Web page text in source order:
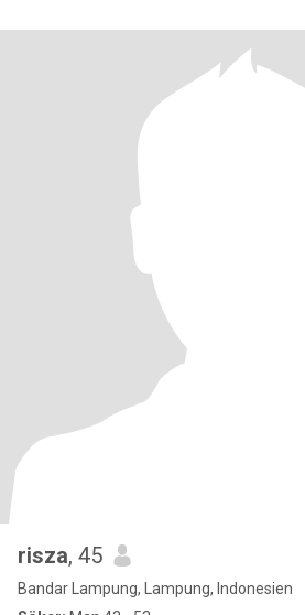
risza, 45
Bandar Lampung, Lampung, Indonesien